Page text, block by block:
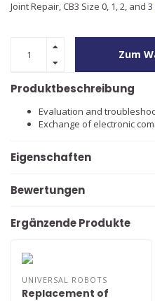
Joint Repair, CB3 Size 0, 1, 2, and 3
Zum
Produktbeschreibung
Evaluation and
Exchange of electronic
Eigenschaften
Bewertungen
Ergänzende Produkte
UNIVERSAL ROBOTS
Replacement of